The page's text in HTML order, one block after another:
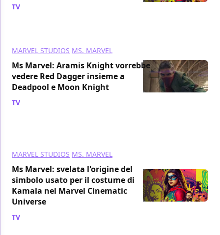
TV
MARVEL STUDIOS MS. MARVEL
Ms Marvel: Aramis Knight vorrebbe
vedere Red Dagger insieme a
Deadpool e Moon Knight
TV
MARVEL STUDIOS MS. MARVEL
Ms Marvel: svelata l'origine del
simbolo usato per il costume di
Kamala nel Marvel Cinematic
Universe
TV